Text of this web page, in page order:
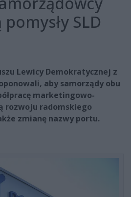
SLD
Lewicy Demokratycznej z
aby samorządy obu
marketingowo-
rozwoju radomskiego
zmianę nazwy portu.